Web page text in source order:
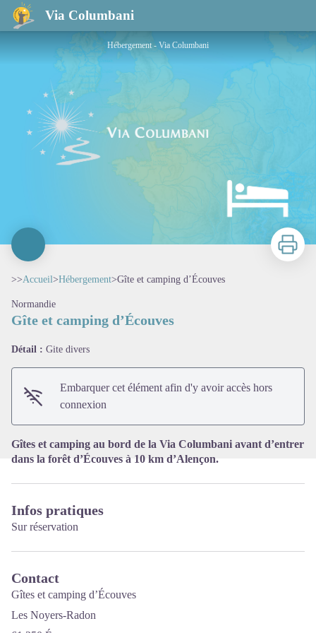
Via Columbani
Gîte et camping d’Écouves
Hébergement - Via Columbani
Imprimer
>>Accueil>Hébergement>Gîte et camping d’Écouves
Normandie
Gîte et camping d’Écouves
Détail : Gite divers
Embarquer cet élément afin d'y avoir accès hors
connexion
Gîtes et camping au bord de la Via Columbani avant d’entrer
dans la forêt d’Écouves à 10 km d’Alençon.
Infos pratiques
Sur réservation
Contact
Gîtes et camping d’Écouves
Les Noyers-Radon